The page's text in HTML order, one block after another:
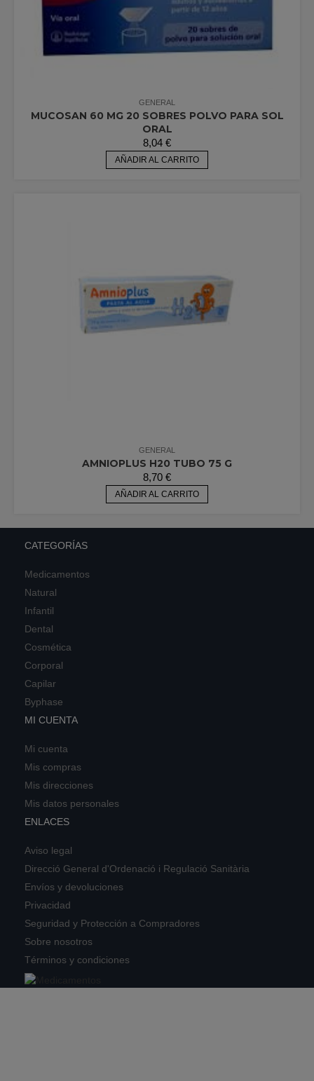
GENERAL
MUCOSAN 60 MG 20 SOBRES POLVO PARA SOL
ORAL
8,04 €
AÑADIR AL CARRITO
GENERAL
AMNIOPLUS H20 TUBO 75 G
8,70 €
AÑADIR AL CARRITO
CATEGORÍAS
Medicamentos
Natural
Infantil
Dental
Cosmética
Corporal
Capilar
Byphase
MI CUENTA
Mi cuenta
Mis compras
Mis direcciones
Mis datos personales
ENLACES
Aviso legal
Direcció General d'Ordenació i Regulació Sanitària
Envíos y devoluciones
Privacidad
Seguridad y Protección a Compradores
Sobre nosotros
Términos y condiciones